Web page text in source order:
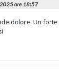
ore 18:57
dolore. Un